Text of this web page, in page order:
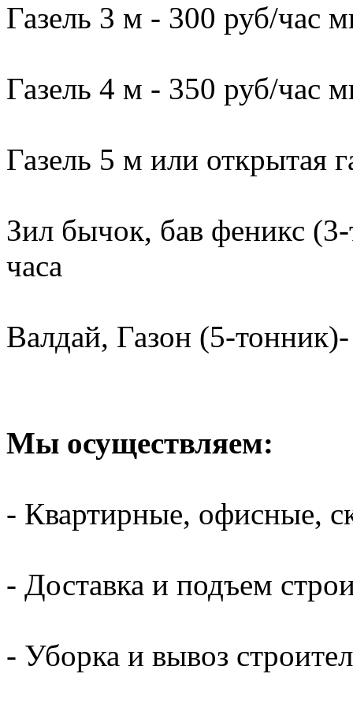
Газель 3 м - 300 руб/час
Газель 4 м - 350 руб/час
Газель 5 м или открытая
Зил бычок, бав феникс
часа
Валдай, Газон (5-
Мы осуществляем:
- Квартирные, офисные,
- Доставка и подъем
- Уборка и вывоз